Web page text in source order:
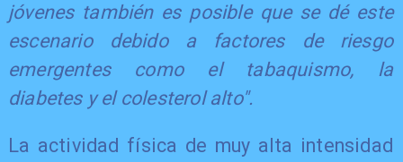
jóvenes también es posible que se dé este
escenario debido a factores de riesgo
emergentes como el tabaquismo, la
diabetes y el colesterol alto".
La actividad física de muy alta intensidad